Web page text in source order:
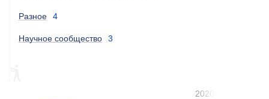
Разное 4
Научное сообщество 3
2020